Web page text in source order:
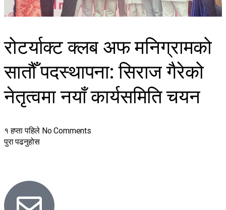
रोटर्याक्ट क्लब अफ मनिग्रामको
सातौँ पदस्थापना: सिराज गैरेको
नेतृत्वमा नयाँ कार्यसमिति चयन
१ हप्ता पहिले No Comments
पुरा पढनुहोस